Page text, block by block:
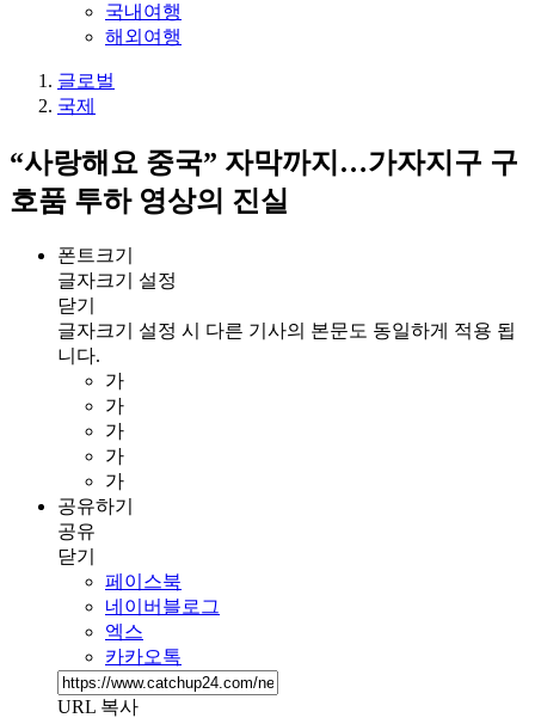
국내여행
해외여행
글로벌
국제
“사랑해요 중국” 자막까지…가자지구 구
호품 투하 영상의 진실
폰트크기
글자크기 설정
닫기
글자크기 설정 시 다른 기사의 본문도 동일하게 적용 됩
니다.
가
가
가
가
가
공유하기
공유
닫기
페이스북
네이버블로그
엑스
카카오톡
URL 복사